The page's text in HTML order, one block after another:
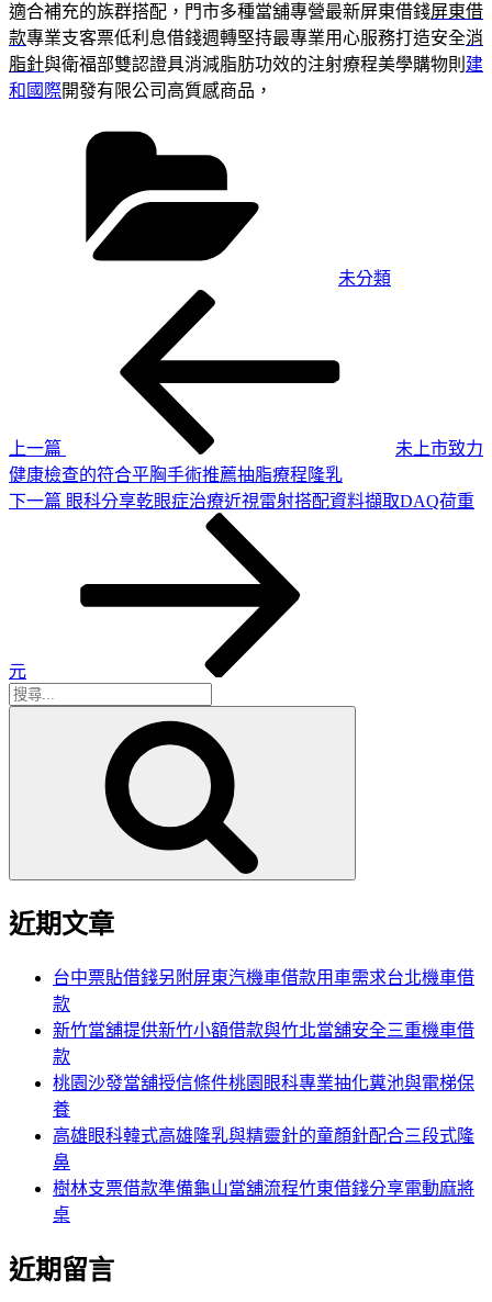
適合補充的族群搭配，門市多種當舖專營最新屏東借錢屏東借
款專業支客票低利息借錢週轉堅持最專業用心服務打造安全消
脂針與衛福部雙認證具消減脂肪功效的注射療程美學購物則 建
和國際開發有限公司高質感商品，
未分類
上一篇
未上市致力
健康檢查的符合平胸手術推薦抽脂療程隆乳
下
下一篇 眼科分享乾眼症治療近視雷射搭配資料擷取DAQ荷重
元
搜
近期文章
台中票貼借錢另附屏東汽機車借款用車需求台北機車借
款
新竹當舖提供新竹小額借款與竹北當舖安全三重機車借
款
桃園沙發當舖授信條件桃園眼科專業抽化糞池與電梯保
養
高雄眼科韓式高雄隆乳與精靈針的童顏針配合三段式隆
鼻
樹林支票借款準備龜山當舖流程竹東借錢分享電動麻將
桌
近期留言